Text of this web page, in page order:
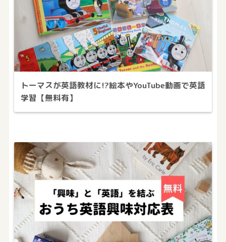
トーマスが英語教材に!?絵本やYouTube動画で英語
学習【無料有】